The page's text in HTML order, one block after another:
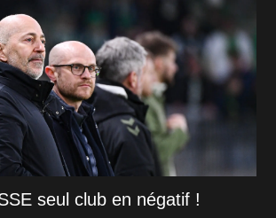
seul club en négatif !